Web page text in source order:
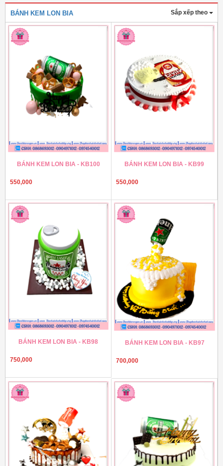
BÁNH KEM LON BIA Sắp xếp theo
BÁNH KEM LON BIA - KB100
550,000
BÁNH KEM LON BIA - KB99
550,000
BÁNH KEM LON BIA - KB98
750,000
BÁNH KEM LON BIA - KB97
700,000